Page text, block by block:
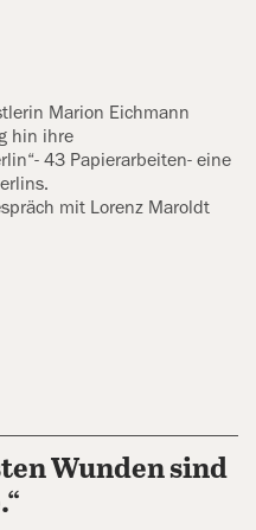
Marion Eichmann
hin ihre
43 Papierarbeiten- eine
mit ‍Lorenz Maroldt
Wunden sind